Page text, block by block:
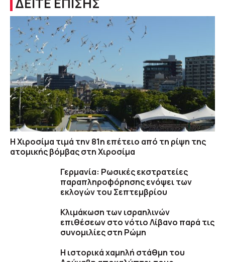
Η Χιροσίμα τιμά την 81η επέτειο από τη ρίψη της
ατομικής βόμβας στη Χιροσίμα
Γερμανία: Ρωσικές εκστρατείες
παραπληροφόρησης ενόψει των
εκλογών του Σεπτεμβρίου
Κλιμάκωση των ισραηλινών
επιθέσεων στο νότιο Λίβανο παρά τις
συνομιλίες στη Ρώμη
Η ιστορικά χαμηλή στάθμη του